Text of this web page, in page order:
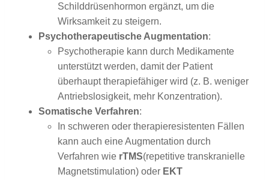
Schilddrüsenhormon ergänzt, um die
Wirksamkeit zu steigern.
Psychotherapeutische Augmentation:
Psychotherapie kann durch Medikamente
unterstützt werden, damit der Patient
überhaupt therapiefähiger wird (z. B. weniger
Antriebslosigkeit, mehr Konzentration).
Somatische Verfahren:
In schweren oder therapieresistenten Fällen
kann auch eine Augmentation durch
Verfahren wie rTMS(repetitive transkranielle
Magnetstimulation) oder EKT